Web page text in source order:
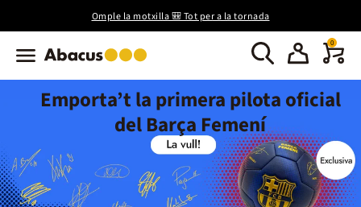
Omple la motxilla 🎒 Tot per a la tornada
0
Emporta’t la primera pilota oficial
del Barça Femení